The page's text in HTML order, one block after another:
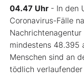
04.47 Uhr - In den
Coronavirus-Fälle
mindestens 48.395
Menschen sind an
tödlich